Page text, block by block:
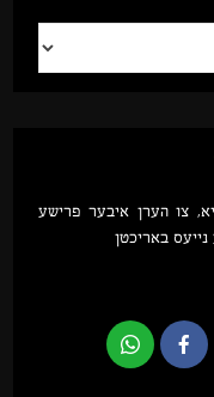
צו הערן איבער פרישע
באריכטן